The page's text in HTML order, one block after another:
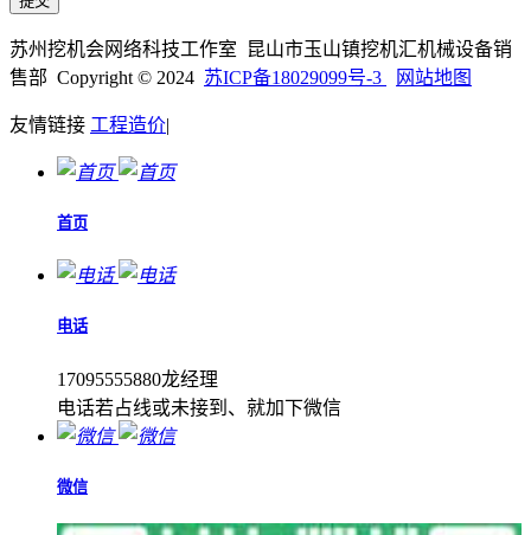
苏州挖机会网络科技工作室 昆山市玉山镇挖机汇机械设备销
售部 Copyright © 2024 苏ICP备18029099号-3 网站地图
友情链接 工程造价|
首页
电话
17095555880龙经理
电话若占线或未接到、就加下微信
微信